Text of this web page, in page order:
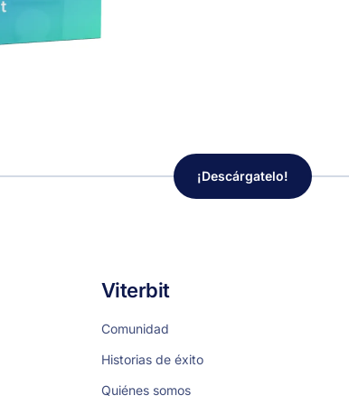
¡Descárgatelo!
Viterbit
Comunidad
Historias de éxito
Quiénes somos